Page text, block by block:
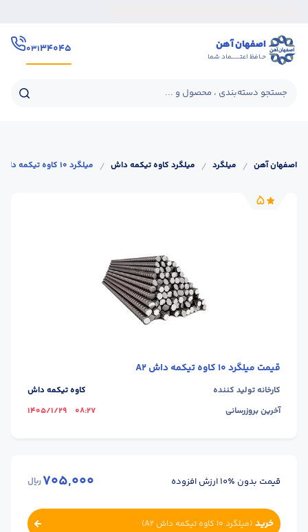
اصفهان آهن
حـافظ اعتــــــماد شما
۳۴۰۴۵۰۳۱
جستجو دسته‌بندی ، محصول و ...
اصفهان آهن / میلگرد / میلگرد کاوه تیکمه داش / میلگرد 10 کاوه تیکمه داش A2
5
قیمت میلگرد 10 کاوه تیکمه داش A2
کارخانه تولید کننده
کاوه تیکمه داش
آخرین بروزرسانی
08:27
1405/1/29
قیمت بدون ٪۱۰ ارزش افزوده 705,000ریال
خرید (میلگرد 10 کاوه تیکمه داش A2 )